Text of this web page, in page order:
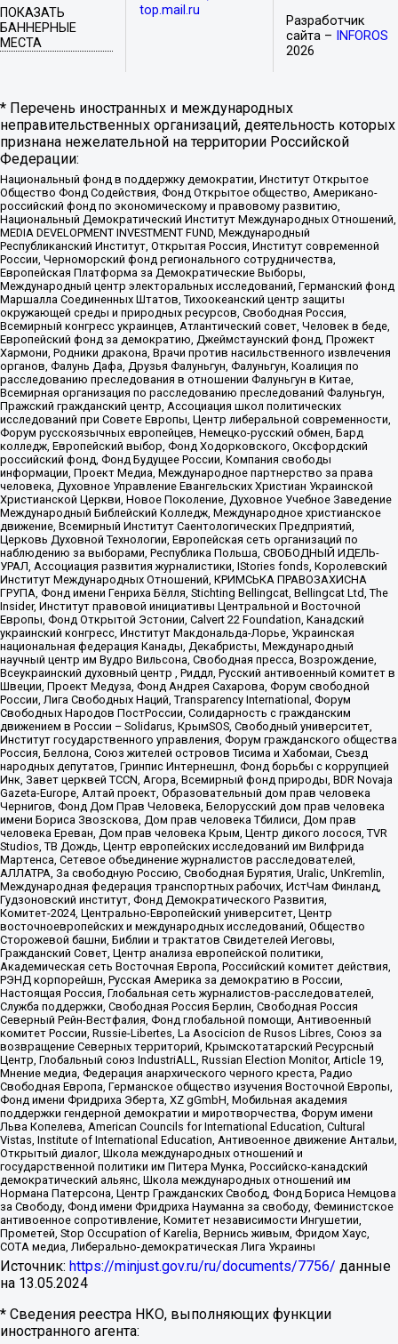
ПОКАЗАТЬ
БАННЕРНЫЕ
МЕСТА
top.mail.ru
Разработчик
сайта –
INFOROS
2026
* Перечень иностранных и международных
неправительственных организаций, деятельность которых
признана нежелательной на территории Российской
Федерации:
Национальный фонд в поддержку демократии, Институт Открытое
Общество Фонд Содействия, Фонд Открытое общество, Американо-
российский фонд по экономическому и правовому развитию,
Национальный Демократический Институт Международных Отношений,
MEDIA DEVELOPMENT INVESTMENT FUND, Международный
Республиканский Институт, Открытая Россия, Институт современной
России, Черноморский фонд регионального сотрудничества,
Европейская Платформа за Демократические Выборы,
Международный центр электоральных исследований, Германский фонд
Маршалла Соединенных Штатов, Тихоокеанский центр защиты
окружающей среды и природных ресурсов, Свободная Россия,
Всемирный конгресс украинцев, Атлантический совет, Человек в беде,
Европейский фонд за демократию, Джеймстаунский фонд, Прожект
Хармони, Родники дракона, Врачи против насильственного извлечения
органов, Фалунь Дафа, Друзья Фалуньгун, Фалуньгун, Коалиция по
расследованию преследования в отношении Фалуньгун в Китае,
Всемирная организация по расследованию преследований Фалуньгун,
Пражский гражданский центр, Ассоциация школ политических
исследований при Совете Европы, Центр либеральной современности,
Форум русскоязычных европейцев, Немецко-русский обмен, Бард
колледж, Европейский выбор, Фонд Ходорковского, Оксфордский
российский фонд, Фонд Будущее России, Компания свободы
информации, Проект Медиа, Международное партнерство за права
человека, Духовное Управление Евангельских Христиан Украинской
Христианской Церкви, Новое Поколение, Духовное Учебное Заведение
Международный Библейский Колледж, Международное христианское
движение, Всемирный Институт Саентологических Предприятий,
Церковь Духовной Технологии, Европейская сеть организаций по
наблюдению за выборами, Республика Польша, СВОБОДНЫЙ ИДЕЛЬ-
УРАЛ, Ассоциация развития журналистики, IStories fonds, Королевский
Институт Международных Отношений, КРИМСЬКА ПРАВОЗАХИСНА
ГРУПА, Фонд имени Генриха Бёлля, Stichting Bellingcat, Bellingcat Ltd, The
Insider, Институт правовой инициативы Центральной и Восточной
Европы, Фонд Открытой Эстонии, Calvert 22 Foundation, Канадский
украинский конгресс, Институт Макдональда-Лорье, Украинская
национальная федерация Канады, Декабристы, Международный
научный центр им Вудро Вильсона, Свободная пресса, Возрождение,
Всеукраинский духовный центр , Риддл, Русский антивоенный комитет в
Швеции, Проект Медуза, Фонд Андрея Сахарова, Форум свободной
России, Лига Свободных Наций, Transparеncy International, Форум
Свободных Народов ПостРоссии, Солидарность с гражданским
движением в России – Solidarus, КрымSOS, Свободный университет,
Институт государственного управления, Форум гражданского общества
Россия, Беллона, Союз жителей островов Тисима и Хабомаи, Съезд
народных депутатов, Гринпис Интернешнл, Фонд борьбы с коррупцией
Инк, Завет церквей TCCN, Агора, Всемирный фонд природы, BDR Novaja
Gazeta-Europe, Алтай проект, Образовательный дом прав человека
Чернигов, Фонд Дом Прав Человека, Белорусский дом прав человека
имени Бориса Звозскова, Дом прав человека Тбилиси, Дом прав
человека Ереван, Дом прав человека Крым, Центр дикого лосося, TVR
Studios, ТВ Дождь, Центр европейских исследований им Вилфрида
Мартенса, Сетевое объединение журналистов расследователей,
АЛЛАТРА, За свободную Россию, Свободная Бурятия, Uralic, UnKremlin,
Международная федерация транспортных рабочих, ИстЧам Финланд,
Гудзоновский институт, Фонд Демократического Развития,
Комитет-2024, Центрально-Европейский университет, Центр
восточноевропейских и международных исследований, Общество
Сторожевой башни, Библии и трактатов Свидетелей Иеговы,
Гражданский Совет, Центр анализа европейской политики,
Академическая сеть Восточная Европа, Российский комитет действия,
РЭНД корпорейшн, Русская Америка за демократию в России,
Настоящая Россия, Глобальная сеть журналистов-расследователей,
Служба поддержки, Свободная Россия Берлин, Свободная Россия
Северный Рейн-Вестфалия, Фонд глобальной помощи, Антивоенный
комитет России, Russie-Libertes, La Asocicion de Rusos Libres, Союз за
возвращение Северных территорий, Крымскотатарский Ресурсный
Центр, Глобальный союз IndustriALL, Russian Election Monitor, Article 19,
Мнение медиа, Федерация анархического черного креста, Радио
Свободная Европа, Германское общество изучения Восточной Европы,
Фонд имени Фридриха Эберта, XZ gGmbH, Мобильная академия
поддержки гендерной демократии и миротворчества, Форум имени
Льва Копелева, American Councils for International Education, Cultural
Vistas, Institute of International Education, Антивоенное движение Антальи,
Открытый диалог, Школа международных отношений и
государственной политики им Питера Мунка, Российско-канадский
демократический альянс, Школа международных отношений им
Нормана Патерсона, Центр Гражданских Свобод, Фонд Бориса Немцова
за Свободу, Фонд имени Фридриха Науманна за свободу, Феминистское
антивоенное сопротивление, Комитет независимости Ингушетии,
Прометей, Stop Occupation of Karelia, Вернись живым, Фридом Хаус,
СОТА медиа, Либерально-демократическая Лига Украины
Источник: https://minjust.gov.ru/ru/documents/7756/ данные
на 13.05.2024
* Сведения реестра НКО, выполняющих функции
иностранного агента: